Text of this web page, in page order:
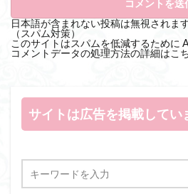
日本語が含まれない投稿は無視されま
（スパム対策）
このサイトはスパムを低減するために
コメントデータの処理方法の詳細はこ
サイトは広告を掲載してい